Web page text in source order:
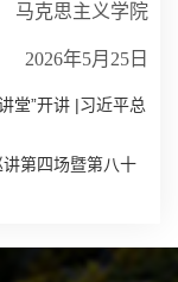
马克思主义学院
2026年5月25日
堂”开讲 |习近平总
讲第四场暨第八十